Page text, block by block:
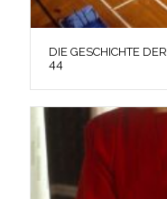
DIE GESCHICHTE
44